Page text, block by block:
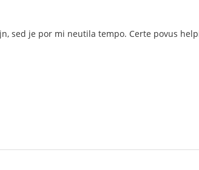
sed je por mi neutila tempo. Certe povus